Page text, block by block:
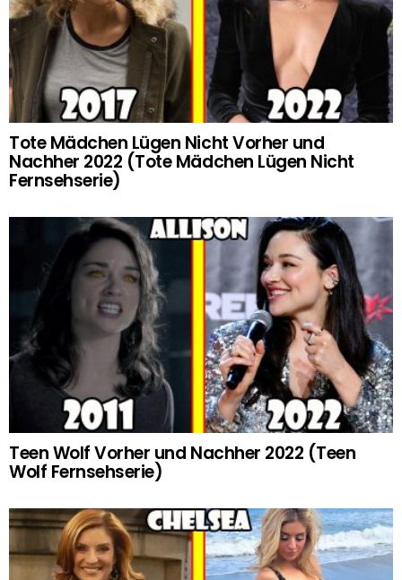
Tote Mädchen Lügen Nicht Vorher und
Nachher 2022 (Tote Mädchen Lügen Nicht
Fernsehserie)
Teen Wolf Vorher und Nachher 2022 (Teen
Wolf Fernsehserie)